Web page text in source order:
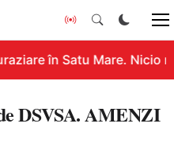
în Satu Mare. Nicio
DSVSA. AMENZI